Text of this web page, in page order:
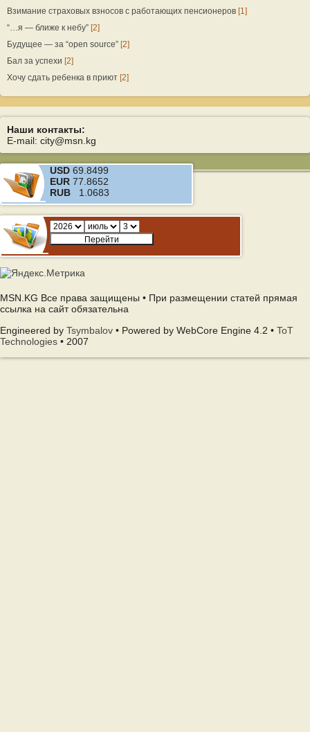
Взимание страховых взносов с работающих пенсионеров [1]
“…я — ближе к небу” [2]
Будущее — за “open source” [2]
Бал за успехи [2]
Хочу сдать ребенка в приют [2]
Наши контакты:
E-mail: city@msn.kg
USD 69.8499
EUR 77.8652
RUB 1.0683
MSN.KG Все права защищены • При размещении статей прямая
ссылка на сайт обязательна
Engineered by Tsymbalov • Powered by WebCore Engine 4.2 • ToT
Technologies • 2007